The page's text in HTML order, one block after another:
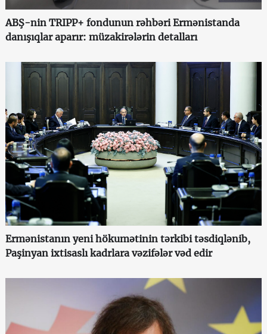
ABŞ-nin TRIPP+ fondunun rəhbəri Ermənistanda
danışıqlar aparır: müzakirələrin detalları
Ermənistanın yeni hökumətinin tərkibi təsdiqlənib,
Paşinyan ixtisaslı kadrlara vəzifələr vəd edir